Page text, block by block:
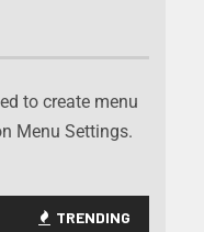
to create menu
Menu Settings.
TRENDING